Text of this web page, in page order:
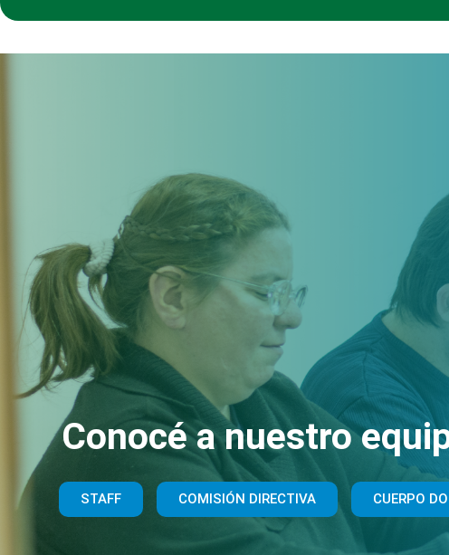
Conocé a nuestro
STAFF COMISIÓN DIRECTIVA CUERPO